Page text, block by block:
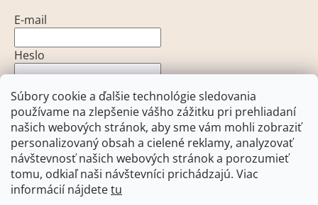
Súbory cookie a ďalšie technológie sledovania
používame na zlepšenie vášho zážitku pri prehliadaní
našich webových stránok, aby sme vám mohli zobraziť
personalizovaný obsah a cielené reklamy, analyzovať
návštevnosť našich webových stránok a porozumieť
tomu, odkiaľ naši návštevníci prichádzajú. Viac
informácií nájdetetu
E-mail
Heslo
PRIHLÁSIŤ SA
Nová registrácia Zabudnuté heslo